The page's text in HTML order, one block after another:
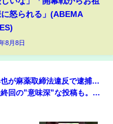
怒られる」(ABEMA
8月8日
也が麻薬取締法違反で逮捕…
回の”意味深”な投稿も。一